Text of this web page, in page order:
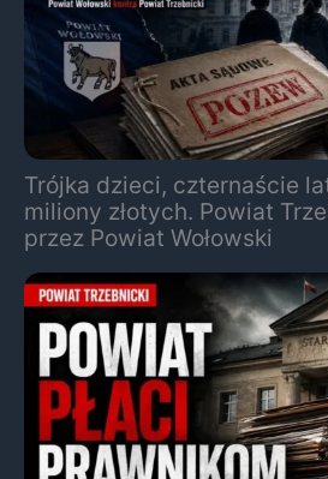
Trójka dzieci, czternaście
miliony złotych. Powiat
przez Powiat Wołowski